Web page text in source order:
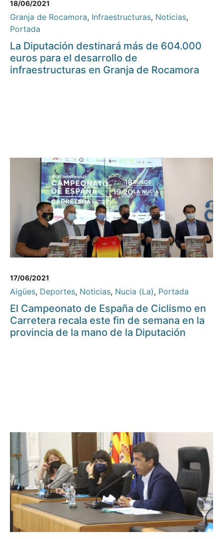
18/06/2021
Granja de Rocamora, Infraestructuras, Noticias,
Portada
La Diputación destinará más de 604.000
euros para el desarrollo de
infraestructuras en Granja de Rocamora
17/06/2021
Aigües, Deportes, Noticias, Nucia (La), Portada
El Campeonato de España de Ciclismo en
Carretera recala este fin de semana en la
provincia de la mano de la Diputación